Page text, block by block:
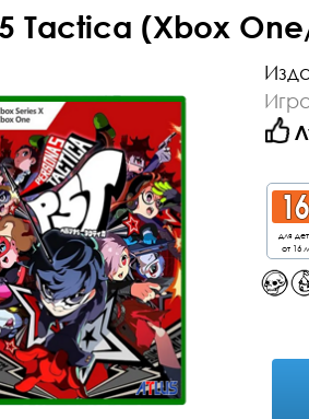
Tactica (Xbox
для
от 16